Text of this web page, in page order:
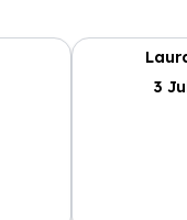
3